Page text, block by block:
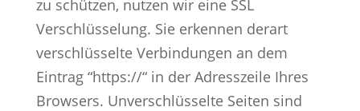
zu schützen, nutzen wir eine SSL
Verschlüsselung. Sie erkennen derart
verschlüsselte Verbindungen an dem
Eintrag “https://“ in der Adresszeile Ihres
Browsers. Unverschlüsselte Seiten sind